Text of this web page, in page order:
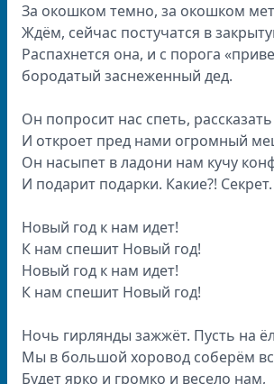
За окошком темно, за окошком
Ждём, сейчас постучатся в
Распахнется она, и с порога
бородатый заснеженный дед.
Он попросит нас спеть,
И откроет пред нами огромный
Он насыпет в ладони нам кучу
И подарит подарки. Какие?! Секрет.
Новый год к нам идет!
К нам спешит Новый год!
Новый год к нам идет!
К нам спешит Новый год!
Ночь гирлянды зажжёт. Пусть на
Мы в большой хоровод соберём
Будет ярко и громко и весело нам,